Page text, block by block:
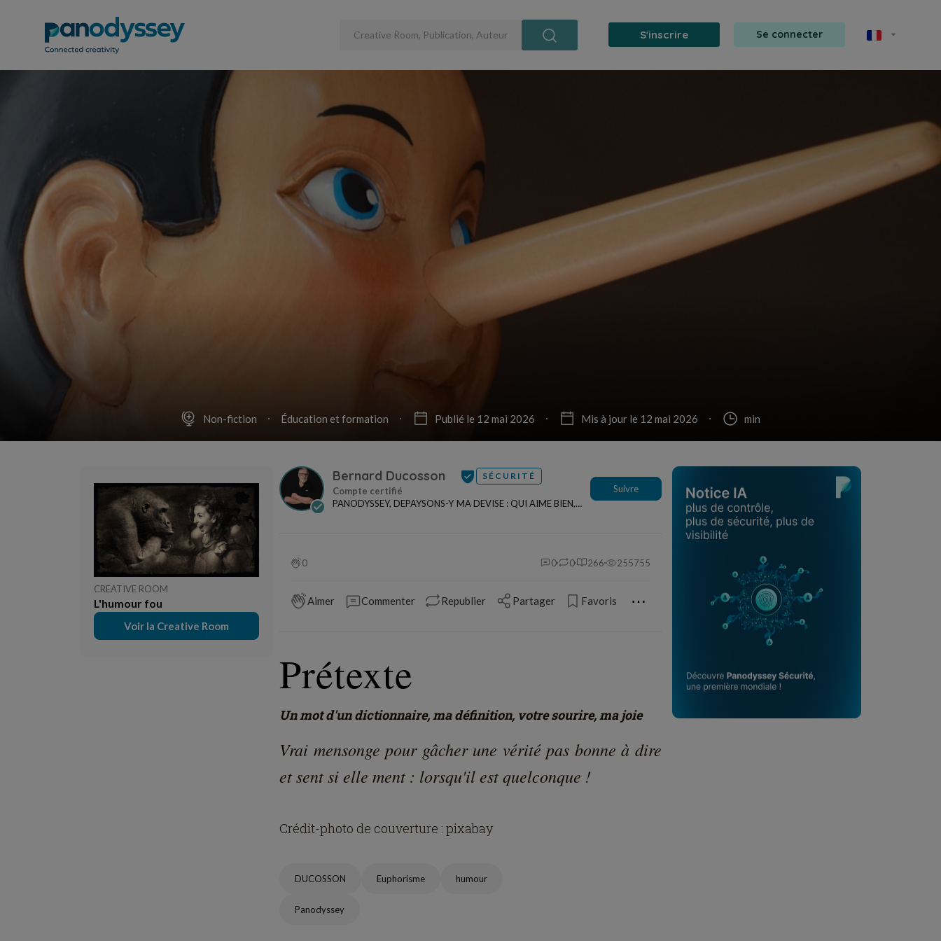
S'inscrire Se connecter
Non-fiction Éducation et formation Publié le 12 mai 2026 Mis à jour le 12 mai 2026 min
CREATIVE ROOM
L'humour fou
Voir la Creative Room
Bernard Ducosson SÉCURITÉ
PANODYSSEY, DEPAYSONS-Y MA DEVISE : QUI AIME BIEN,
Suivre
0 0 0 266 255755
Aimer Commenter Republier Partager Favoris ⋯
Prétexte
Un mot d'un dictionnaire, ma définition, votre sourire, ma joie
Vrai mensonge pour gâcher une vérité pas bonne à dire
et sent si elle ment : lorsqu'il est quelconque !
Crédit-photo de couverture : pixabay
DUCOSSON Euphorisme humour
Panodyssey